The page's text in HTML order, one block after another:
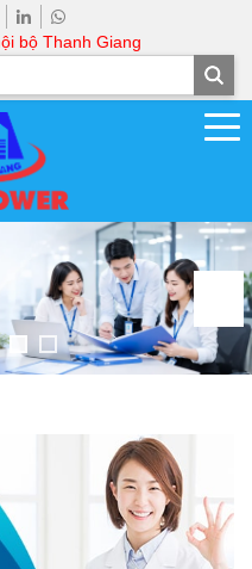
bộ Thanh Giang